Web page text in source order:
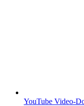
YouTube Video-